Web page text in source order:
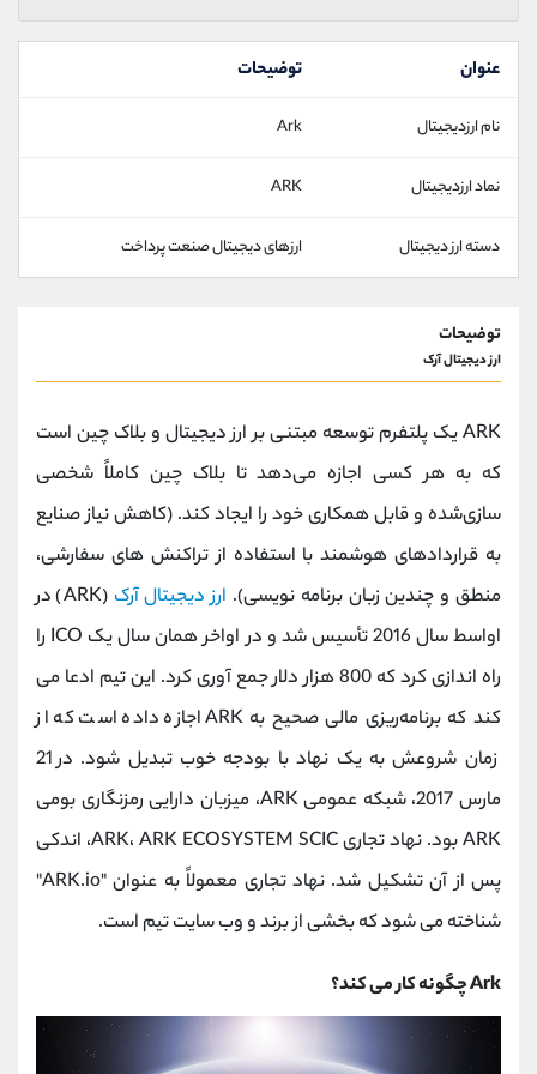
عنوان توضیحات
نام ارزدیجیتال Ark
نماد ارزدیجیتال ARK
دسته ارز دیجیتال ارزهای دیجیتال صنعت پرداخت
توضیحات
ارز دیجیتال آرک
ARK یک پلتفرم توسعه مبتنی بر ارز دیجیتال و بلاک چین است
که به هر کسی اجازه می‌دهد تا بلاک چین کاملاً شخصی‌
سازی‌شده و قابل همکاری خود را ایجاد کند. (کاهش نیاز صنایع
به قراردادهای هوشمند با استفاده از تراکنش های سفارشی،
منطق و چندین زبان برنامه نویسی). ارز دیجیتال آرک
(ARK) در
اواسط سال 2016 تأسیس شد و در اواخر همان سال یک ICO را
راه اندازی کرد که 800 هزار دلار جمع آوری کرد. این تیم ادعا می‌
کند که برنامه‌ریزی مالی صحیح به ARK اجازه داده است که از
زمان شروعش به یک نهاد با بودجه خوب تبدیل شود. در 21
مارس 2017، شبکه عمومی ARK، میزبان دارایی رمزنگاری بومی
ARK بود. نهاد تجاری ARK، ARK ECOSYSTEM SCIC، اندکی
پس از آن تشکیل شد. نهاد تجاری معمولاً به عنوان "ARK.io"
شناخته می شود که بخشی از برند و وب سایت تیم است.
Ark چگونه کار می کند؟